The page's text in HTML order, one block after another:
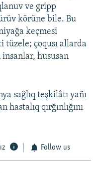
ve gripp
körüne bile. Bu
keçmesi
tüzele; çoqusı allarda
insanlar, hususan
sağlıq teşkilâtı yañı
qırğınlığını
Follow us